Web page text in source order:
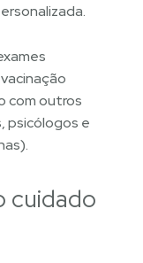
com outros
psicólogos e
cuidado